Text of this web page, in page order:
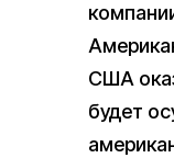
США
будет